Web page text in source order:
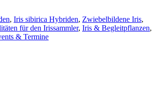
, Iris sibirica Hybriden, Zwiebelbildene Iris,
für den Irissammler, Iris & Begleitpflanzen,
& Termine